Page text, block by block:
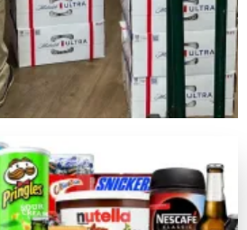
で絶大な人気を示すカードのゲー
値予測競技で、現在のネットカジ
ムが特別に推薦するカテゴリが
評価基準